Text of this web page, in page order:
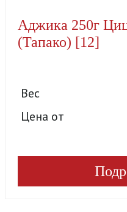
Аджика 250г
(Тапако) [12]
Вес
Цена от